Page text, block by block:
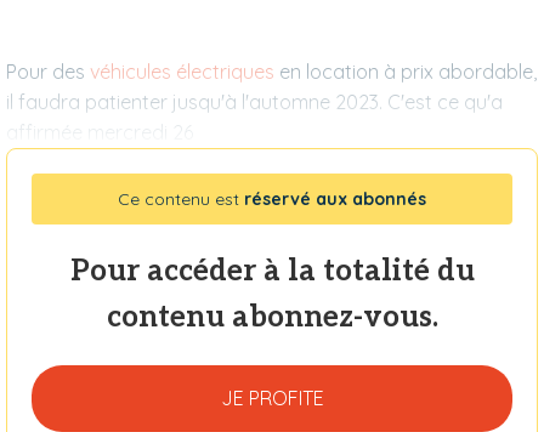
Pour des véhicules électriques en location à prix abordable,
il faudra patienter jusqu'à l'automne 2023. C'est ce qu'a
affirmée mercredi 26
Ce contenu est réservé aux abonnés
Pour accéder à la totalité du
contenu abonnez-vous.
JE PROFITE